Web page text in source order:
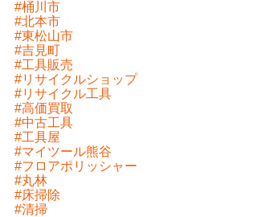
#桶川市
#北本市
#東松山市
#吉見町
#工具販売
#リサイクルショップ
#リサイクル工具
#高価買取
#中古工具
#工具屋
#マイツール熊谷
#フロアポリッシャー
#丸林
#床掃除
#清掃